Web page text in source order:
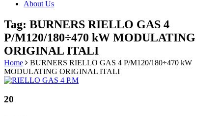
About Us
Tag: BURNERS RIELLO GAS 4
P/M120/180÷470 kW MODULATING
ORIGINAL ITALI
Home
BURNERS RIELLO GAS 4 P/M120/180÷470 kW
MODULATING ORIGINAL ITALI
20